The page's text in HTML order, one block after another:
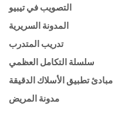
التصويب في تيبيو
المدونة السريرية
تدريب المتدرب
سلسلة التكامل العظمي
مبادئ تطبيق الأسلاك الدقيقة
مدونة المريض